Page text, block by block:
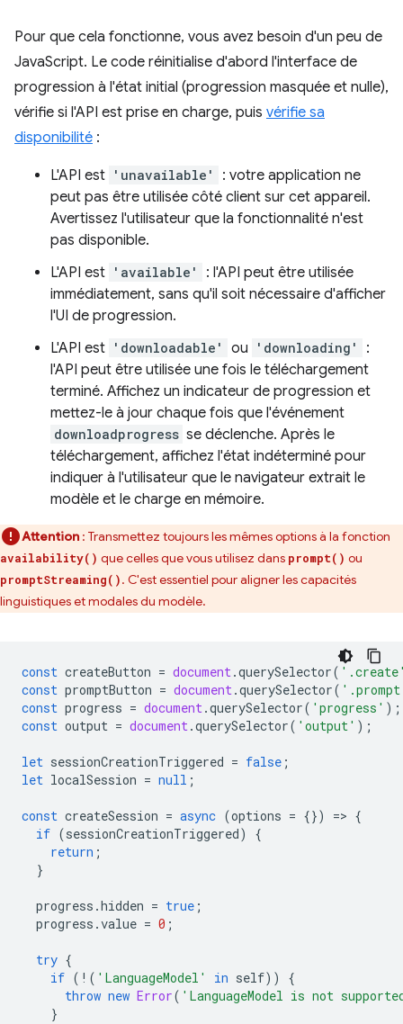
Pour que cela fonctionne, vous avez besoin d'un peu de
JavaScript. Le code réinitialise d'abord l'interface de
progression à l'état initial (progression masquée et nulle),
vérifie si l'API est prise en charge, puis vérifie sa
disponibilité :
L'API est 'unavailable'
: votre application ne
peut pas être utilisée côté client sur cet appareil.
Avertissez l'utilisateur que la fonctionnalité n'est
pas disponible.
L'API est 'available'
: l'API peut être utilisée
immédiatement, sans qu'il soit nécessaire d'afficher
l'UI de progression.
L'API est 'downloadable' ou 'downloading'
:
l'API peut être utilisée une fois le téléchargement
terminé. Affichez un indicateur de progression et
mettez-le à jour chaque fois que l'événement
downloadprogress se déclenche. Après le
téléchargement, affichez l'état indéterminé pour
indiquer à l'utilisateur que le navigateur extrait le
modèle et le charge en mémoire.
Attention : Transmettez toujours les mêmes options à la fonction
availability() que celles que vous utilisez dans prompt() ou
promptStreaming(). C'est essentiel pour aligner les capacités
linguistiques et modales du modèle.
const createButton = document.querySelector(
const promptButton = document.querySelector(
const progress = document.querySelector( 'progress' );
const output = document.querySelector( 'output' );
let sessionCreationTriggered = false ;
let localSession = null ;
const createSession = async (options = {}) => {
if (sessionCreationTriggered)
{
return ;
}
progress .hidden = true ;
progress .value = 0 ;
try {
if ( ! ( 'LanguageModel' in self))
{
throw new Error( 'LanguageModel is not
}